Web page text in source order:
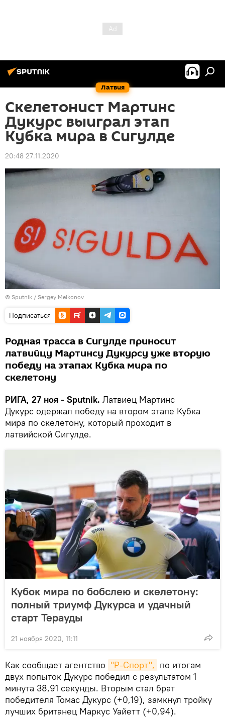
Латвия
Скелетонист Мартинс
Дукурс выиграл этап
Кубка мира в Сигулде
20:48 27.11.2020
© Sputnik / Sergey Melkonov
Подписаться
Родная трасса в Сигулде приносит
латвийцу Мартинсу Дукурсу уже вторую
победу на этапах Кубка мира по
скелетону
РИГА, 27 ноя - Sputnik. Латвиец Мартинс
Дукурс одержал победу на втором этапе Кубка
мира по скелетону, который проходит в
латвийской Сигулде.
Кубок мира по бобслею и скелетону:
полный триумф Дукурса и удачный
старт Терауды
21 ноября 2020, 11:11
Как сообщает агентство "Р-Спорт", по итогам
двух попыток Дукурс победил с результатом 1
минута 38,91 секунды. Вторым стал брат
победителя Томас Дукурс (+0,19), замкнул тройку
лучших британец Маркус Уайетт (+0,94).